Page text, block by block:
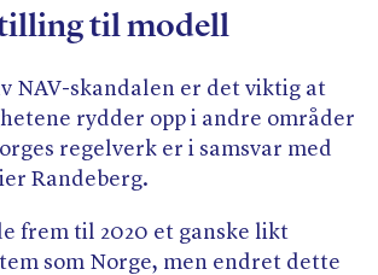
til modell
NAV-skandalen er det viktig at
rydder opp i andre områder
regelverk er i samsvar med
Randeberg.
frem til 2020 et ganske likt
som Norge, men endret dette